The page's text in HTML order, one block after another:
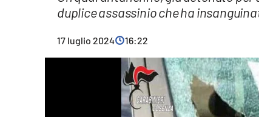
duplice assassinio che ha
17 luglio 2024 16:22